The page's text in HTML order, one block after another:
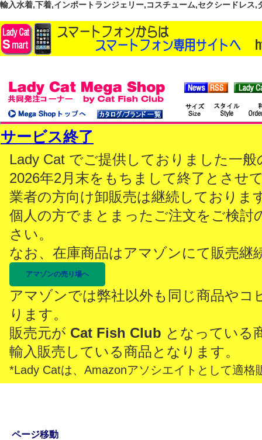
輸入水着,下着,インポートランジェリー,コスチューム,セクシードレス
サービス終了
Lady Cat でご提供しておりました一
2026年2月末をもちまして終了とさせ
業者の方向け卸販売は継続しておりま
個人の方でまとまったご注文をご検討
さい。
なお、在庫商品はアマゾンにて販売継
アマゾンの売り場へ
アマゾンでは弊社以外も同じ商品やコ
ります。
販売元が Cat Fish Club となっている
輸入販売している商品となります。
*Lady Catは、Amazonアソシエイトとして適格
ページ移動